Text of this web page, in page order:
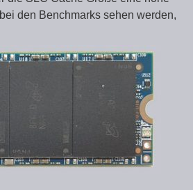
den Benchmarks sehen werden,